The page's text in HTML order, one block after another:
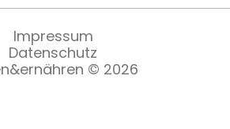
Impressum
Datenschutz
© 2026